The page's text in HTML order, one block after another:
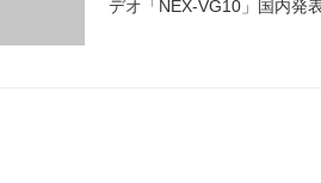
デオ「NEX-VG10」国内発表